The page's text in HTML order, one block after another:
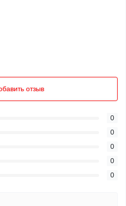
отзыв
0
0
0
0
0